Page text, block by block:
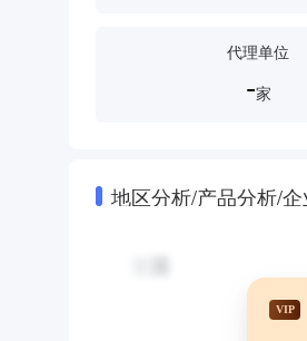
代理单位
-家
地区分析/产品分析/
VIP